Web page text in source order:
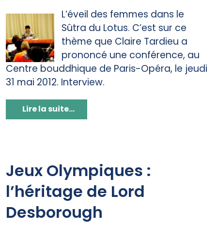
L’éveil des femmes dans le
Sûtra du Lotus. C’est sur ce
thème que Claire Tardieu a
prononcé une conférence, au
Centre bouddhique de Paris-Opéra, le jeudi
31 mai 2012. Interview.
Lire la suite...
Jeux Olympiques :
l’héritage de Lord
Desborough